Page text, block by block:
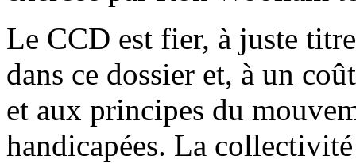
Le CCD est fier, à juste
dans ce dossier et, à un
et aux principes du
handicapées. La